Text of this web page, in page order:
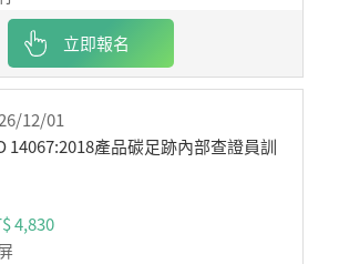
立即報名
12/01
14067:2018產品碳足跡內部查證員訓
4,830